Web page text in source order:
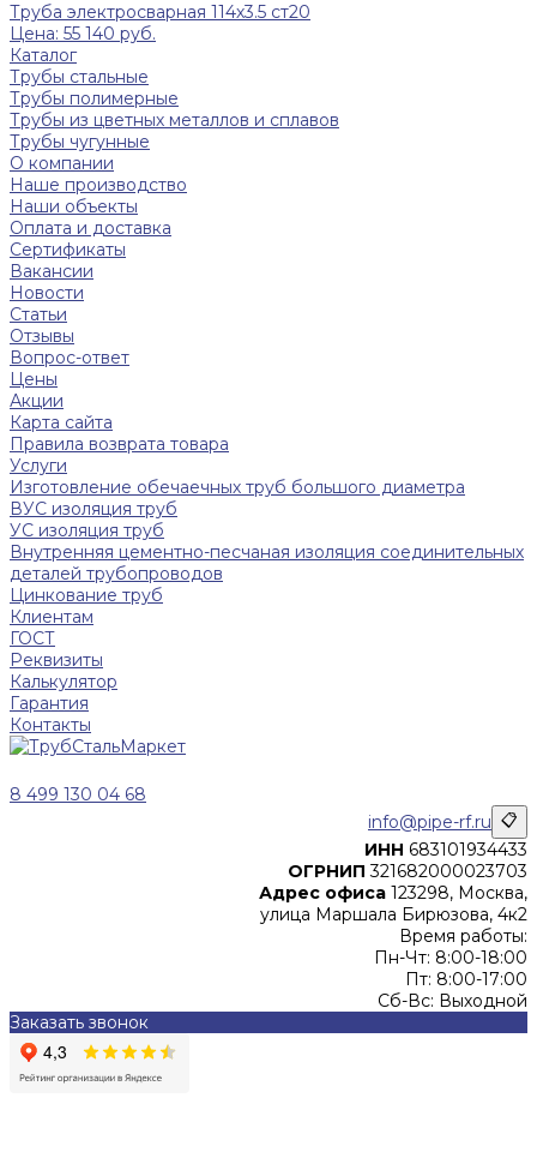
Труба электросварная 114х3.5 ст20
Цена: 55 140 руб.
Каталог
Трубы стальные
Трубы полимерные
Трубы из цветных металлов и сплавов
Трубы чугунные
О компании
Наше производство
Наши объекты
Оплата и доставка
Сертификаты
Вакансии
Новости
Статьи
Отзывы
Вопрос-ответ
Цены
Акции
Карта сайта
Правила возврата товара
Услуги
Изготовление обечаечных труб большого диаметра
ВУС изоляция труб
УС изоляция труб
Внутренняя цементно-песчаная изоляция соединительных
деталей трубопроводов
Цинкование труб
Клиентам
ГОСТ
Реквизиты
Калькулятор
Гарантия
Контакты
8 499 130 04 68
info@pipe-rf.ru 📋
ИНН 683101934433
ОГРНИП 321682000023703
Адрес офиса 123298, Москва,
улица Маршала Бирюзова, 4к2
Время работы:
Пн-Чт: 8:00-18:00
Пт: 8:00-17:00
Сб-Вс: Выходной
Заказать звонок